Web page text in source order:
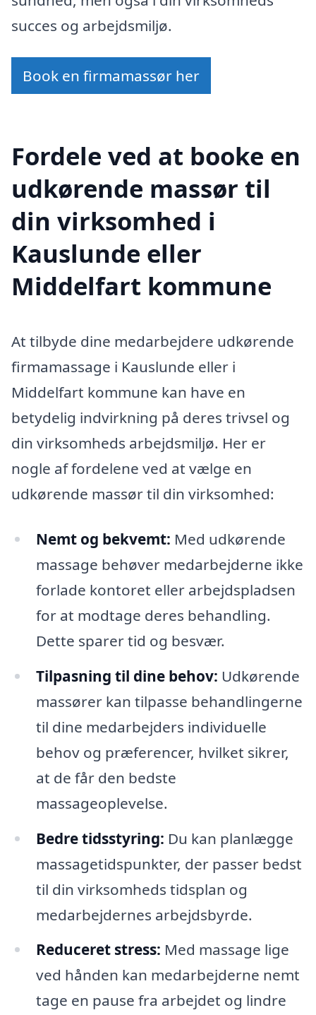
succes og arbejdsmiljø.
Book en firmamassør her
Fordele ved at booke en
udkørende massør til
din virksomhed i
Kauslunde eller
Middelfart kommune
At tilbyde dine medarbejdere udkørende
firmamassage i Kauslunde eller i
Middelfart kommune kan have en
betydelig indvirkning på deres trivsel og
din virksomheds arbejdsmiljø. Her er
nogle af fordelene ved at vælge en
udkørende massør til din virksomhed:
Nemt og bekvemt: Med udkørende
massage behøver medarbejderne ikke
forlade kontoret eller arbejdspladsen
for at modtage deres behandling.
Dette sparer tid og besvær.
Tilpasning til dine behov: Udkørende
massører kan tilpasse behandlingerne
til dine medarbejders individuelle
behov og præferencer, hvilket sikrer,
at de får den bedste
massageoplevelse.
Bedre tidsstyring: Du kan planlægge
massagetidspunkter, der passer bedst
til din virksomheds tidsplan og
medarbejdernes arbejdsbyrde.
Reduceret stress: Med massage lige
ved hånden kan medarbejderne nemt
tage en pause fra arbejdet og lindre